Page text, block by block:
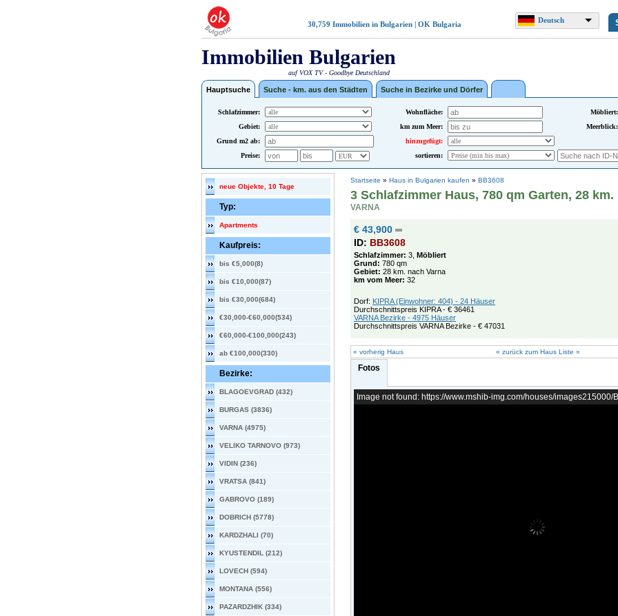
30,759 Immobilien in Bulgarien | OK Bulgaria Deutsch
Immobilien Bulgarien
auf VOX TV - Goodbye Deutschland
Hauptsuche Suche - km. aus den Städten Suche in Bezirke und Dörfer
Schlafzimmer: Wohnfläche: Möbliert:
Gebiet: km zum Meer:
Meerblick:
Grund m2 ab:
hinzugefügt:
Preise:
sortieren:
neue Objekte, 10 Tage
Typ:
Apartments
Kaufpreis:
bis €5,000(8)
bis €10,000(87)
bis €30,000(684)
€30,000-€60,000(534)
€60,000-€100,000(243)
ab €100,000(330)
Bezirke:
BLAGOEVGRAD (432)
BURGAS (3836)
VARNA (4975)
VELIKO TARNOVO (973)
VIDIN (236)
VRATSA (841)
GABROVO (189)
DOBRICH (5778)
KARDZHALI (70)
KYUSTENDIL (212)
LOVECH (594)
MONTANA (556)
PAZARDZHIK (334)
Startseite » Haus in Bulgarien kaufen » BB3608
3 Schlafzimmer Haus, 780 qm Garten, 28 km.
VARNA
€ 43,900
ID: BB3608
Schlafzimmer: 3, Möbliert
Grund: 780 qm
Gebiet: 28 km. nach Varna
km vom Meer: 32
Dorf: KIPRA (Einwohner: 404) - 24 Häuser
Durchschnittspreis KIPRA - € 36461
VARNA Bezirke - 4975 Häuser
Durchschnittspreis VARNA Bezirke - € 47031
« vorherig Haus « zurück zum Haus Liste »
Fotos
Image not found: https://www.mshib-img.com/houses/